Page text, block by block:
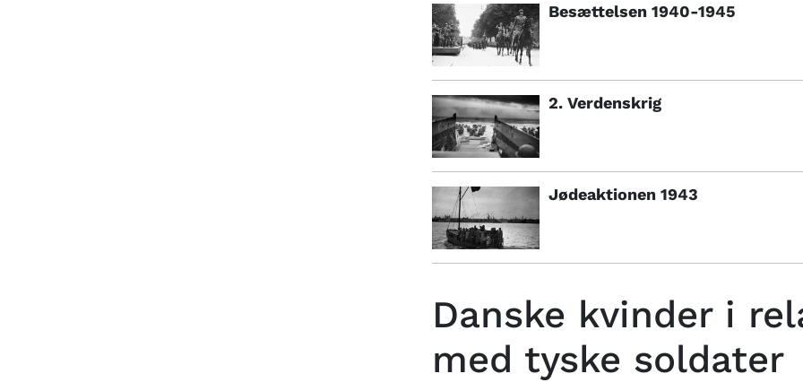
Besættelsen 1940-1945
2. Verdenskrig
Jødeaktionen 1943
Danske kvinder i
med tyske soldater